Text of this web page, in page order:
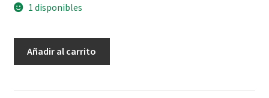
1 disponibles
Añadir al carrito